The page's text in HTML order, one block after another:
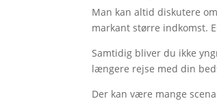
Man kan altid diskutere
markant større indkomst.
Samtidig bliver du ikke
længere rejse med din
Der kan være mange